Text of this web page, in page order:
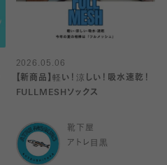
2026.05.06
【新商品】軽い！涼しい！吸水速乾！
FULLMESHソックス
靴下屋
アトレ目黒